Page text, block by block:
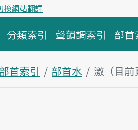
換網站翻譯
分類索引 聲韻調索引 部首
部首索引 部首水
激（目前